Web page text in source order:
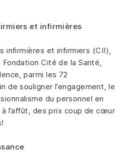
et infirmières
infirmières et infirmiers (CII),
Cité de la Santé,
parmi les 72
de souligner l’engagement, le
du personnel en
l’affût, des prix coup de cœur